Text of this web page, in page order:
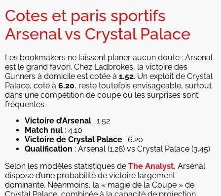
Cotes et paris sportifs
Arsenal vs Crystal Palace
Les bookmakers ne laissent planer aucun doute : Arsenal
est le grand favori. Chez Ladbrokes, la victoire des
Gunners à domicile est cotée à 1.52. Un exploit de Crystal
Palace, coté à 6.20, reste toutefois envisageable, surtout
dans une compétition de coupe où les surprises sont
fréquentes.
Victoire d’Arsenal : 1.52
Match nul : 4.10
Victoire de Crystal Palace : 6.20
Qualification : Arsenal (1.28) vs Crystal Palace (3.45)
Selon les modèles statistiques de The Analyst, Arsenal
dispose d’une probabilité de victoire largement
dominante. Néanmoins, la « magie de la Coupe » de